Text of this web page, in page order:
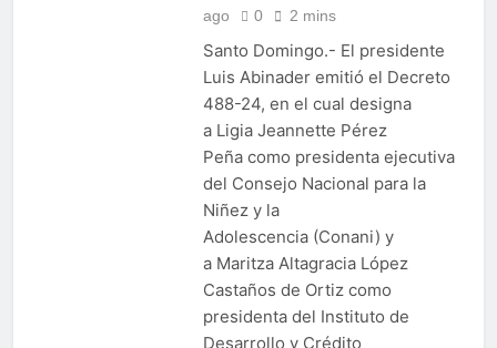
ago
0 2 mins
Santo Domingo.- El presidente
Luis Abinader emitió el Decreto
488-24, en el cual designa
a Ligia Jeannette Pérez
Peña como presidenta ejecutiva
del Consejo Nacional para la
Niñez y la
Adolescencia (Conani) y
a Maritza Altagracia López
Castaños de Ortiz como
presidenta del Instituto de
Desarrollo y Crédito